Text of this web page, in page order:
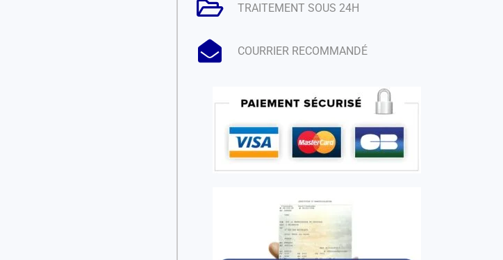
TRAITEMENT SOUS 24H
COURRIER RECOMMANDÉ